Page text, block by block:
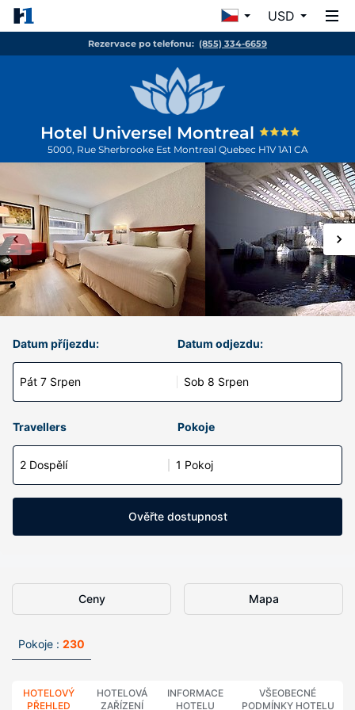
USD
Rezervace po telefonu: (855) 334-6659
Hotel Universel Montreal
5000, Rue Sherbrooke Est Montreal Quebec H1V 1A1 CA
Datum příjezdu:
Pát 7 Srpen
Datum odjezdu:
Sob 8 Srpen
Travellers Pokoje
2 Dospělí 1 Pokoj
Ověřte dostupnost
Ceny Mapa
Pokoje : 230
HOTELOVÝ
PŘEHLED
HOTELOVÁ
ZAŘÍZENÍ
INFORMACE
HOTELU
VŠEOBECNÉ
PODMÍNKY HOTELU